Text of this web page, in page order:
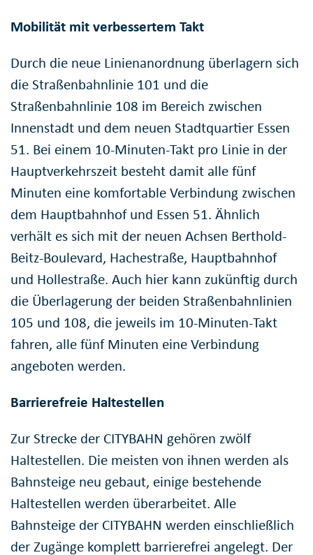
Mobilität mit verbessertem Takt
Durch die neue Linienanordnung überlagern sich
die Straßenbahnlinie 101 und die
Straßenbahnlinie 108 im Bereich zwischen
Innenstadt und dem neuen Stadtquartier Essen
51. Bei einem 10-Minuten-Takt pro Linie in der
Hauptverkehrszeit besteht damit alle fünf
Minuten eine komfortable Verbindung zwischen
dem Hauptbahnhof und Essen 51. Ähnlich
verhält es sich mit der neuen Achsen Berthold-
Beitz-Boulevard, Hachestraße, Hauptbahnhof
und Hollestraße. Auch hier kann zukünftig durch
die Überlagerung der beiden Straßenbahnlinien
105 und 108, die jeweils im 10-Minuten-Takt
fahren, alle fünf Minuten eine Verbindung
angeboten werden.
Barrierefreie Haltestellen
Zur Strecke der CITYBAHN gehören zwölf
Haltestellen. Die meisten von ihnen werden als
Bahnsteige neu gebaut, einige bestehende
Haltestellen werden überarbeitet. Alle
Bahnsteige der CITYBAHN werden einschließlich
der Zugänge komplett barrierefrei angelegt. Der